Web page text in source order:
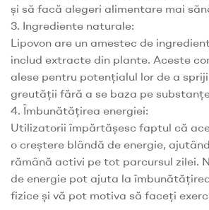
și să facă alegeri alimentare mai
3. Ingrediente naturale:
Lipovon are un amestec de
includ extracte din plante. Aceste
alese pentru potențialul lor de a
greutății fără a se baza pe
4. Îmbunătățirea energiei:
Utilizatorii împărtășesc faptul că
o creștere blândă de energie,
rămână activi pe tot parcursul zilei.
de energie pot ajuta la
fizice și vă pot motiva să faceți